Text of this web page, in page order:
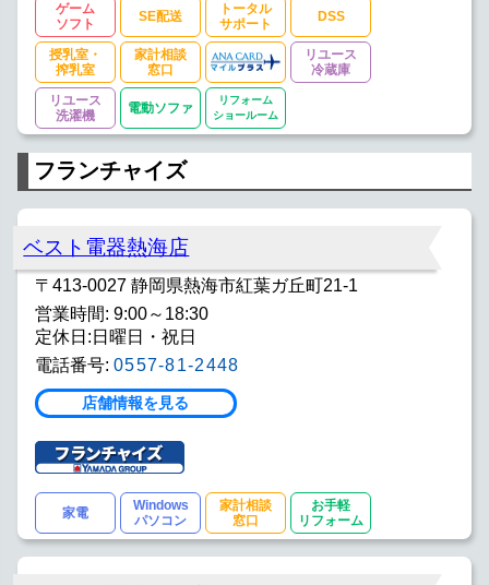
ゲーム
ソフト
SE配送
トータル
サポート
DSS
授乳室・
搾乳室
家計相談
窓口
リユース
冷蔵庫
リユース
洗濯機
電動ソファ
リフォーム
ショールーム
フランチャイズ
ベスト電器熱海店
〒413-0027 静岡県熱海市紅葉ガ丘町21-1
営業時間: 9:00～18:30
定休日:日曜日・祝日
電話番号: 0557-81-2448
店舗情報を見る
家電
Windows
パソコン
家計相談
窓口
お手軽
リフォーム